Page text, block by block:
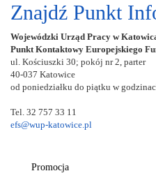
Znajdź Punkt
Wojewódzki Urząd Pracy w
Punkt Kontaktowy Europejskiego
ul. Kościuszki 30; pokój nr 2, parter
40-037 Katowice
od poniedziałku do piątku w
Tel. 32 757 33 11
efs@wup-katowice.pl
Promocja